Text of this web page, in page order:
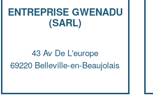
ENTREPRISE GWENADU
(SARL)
43 Av De L'europe
69220 Belleville-en-Beaujolais